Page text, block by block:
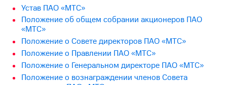
Руководство
региона
информация
Контакты
о технологиях
Устав ПАО «МТС»
Положение об общем собрании акционеров ПАО
«МТС»
Положение о Совете директоров ПАО «МТС»
Положение о Правлении ПАО «МТС»
Положение о Генеральном директоре ПАО «МТС»
Положение о вознаграждении членов Совета